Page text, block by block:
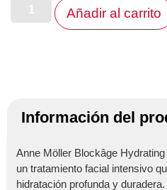
Añadir al carrito
Información del
Anne Möller Blockâge
un tratamiento facial intensivo
hidratación profunda y